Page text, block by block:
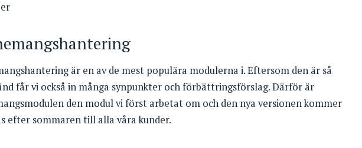
är en av de mest populära modulerna i. Eftersom den är så
får vi också in många synpunkter och förbättringsförslag. Därför är
den modul vi först arbetat om och den nya versionen kommer
efter sommaren till alla våra kunder.